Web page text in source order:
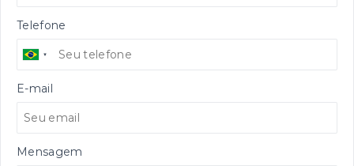
Telefone
E-mail
Mensagem